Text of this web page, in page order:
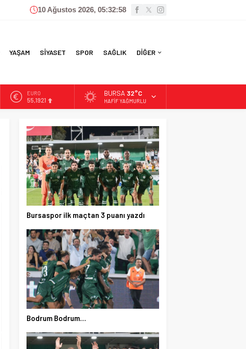
10 Ağustos 2026, 05:32:59
YAŞAM SİYASET SPOR SAĞLIK DİĞER
ALTIN
6.659,09
13.779,39
DOLAR
47,7155
EURO
55,1921
BURSA 32°C
HAFIF YAĞMURLU
Kestel’de Karne Coşkusu Şenliğe
Bursaspor ilk maçtan 3 puanı yazdı
Bodrum Bodrum…